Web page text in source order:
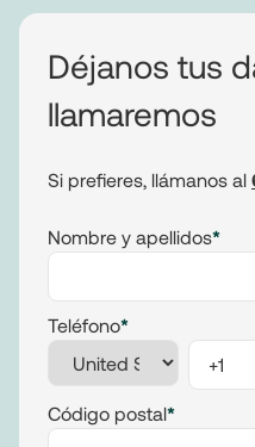
Déjanos tus
llamaremos
Si prefieres, llámanos al
Nombre y apellidos*
Teléfono*
Código postal*